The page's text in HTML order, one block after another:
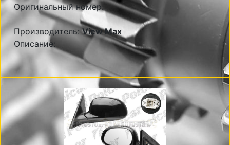
Оригинальный номер:
Производитель:View Max
Описание: